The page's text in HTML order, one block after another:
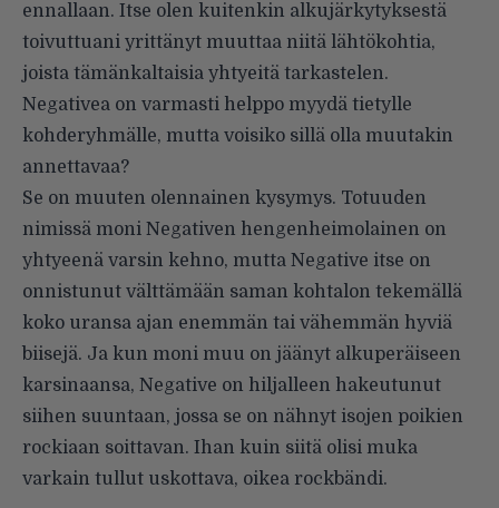
ennallaan. Itse olen kuitenkin alkujärkytyksestä
toivuttuani yrittänyt muuttaa niitä lähtökohtia,
joista tämänkaltaisia yhtyeitä tarkastelen.
Negativea on varmasti helppo myydä tietylle
kohderyhmälle, mutta voisiko sillä olla muutakin
annettavaa?
Se on muuten olennainen kysymys. Totuuden
nimissä moni Negativen hengenheimolainen on
yhtyeenä varsin kehno, mutta Negative itse on
onnistunut välttämään saman kohtalon tekemällä
koko uransa ajan enemmän tai vähemmän hyviä
biisejä. Ja kun moni muu on jäänyt alkuperäiseen
karsinaansa, Negative on hiljalleen hakeutunut
siihen suuntaan, jossa se on nähnyt isojen poikien
rockiaan soittavan. Ihan kuin siitä olisi muka
varkain tullut uskottava, oikea rockbändi.